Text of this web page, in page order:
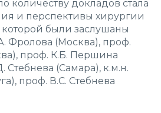
количеству докладов стала
и перспективы хирургии
которой были заслушаны
Фролова (Москва), проф.
проф. К.Б. Першина
Стебнева (Самара), к.м.н.
проф. В.С. Стебнева